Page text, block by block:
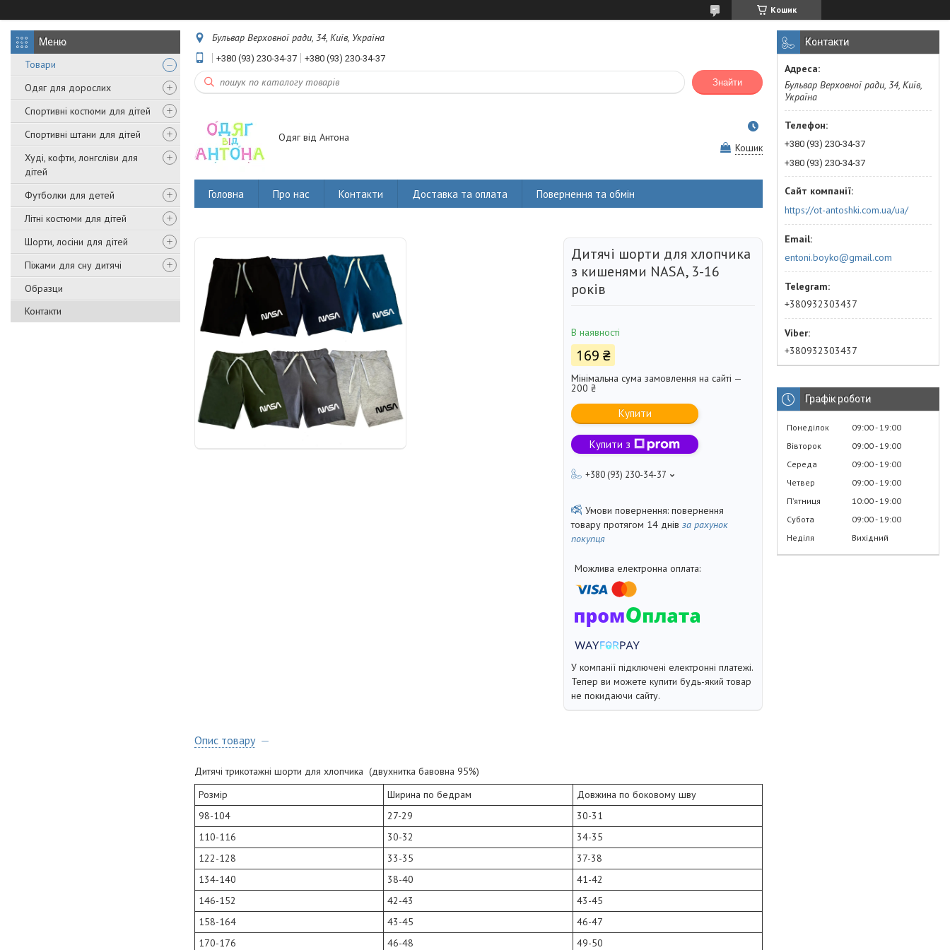
Кошик
Товари
Одяг для дорослих
Спортивні костюми для дітей
Спортивні штани для дітей
Худі, кофти, лонгсліви для
дітей
Футболки для детей
Літні костюми для дітей
Шорти, лосіни для дітей
Піжами для сну дитячі
Образци
Контакти
Бульвар Верховної ради, 34, Київ, Україна
+380 (93) 230-34-37 +380 (93) 230-34-37
Знайти
Одяг від Антона
Кошик
Головна Про нас Контакти Доставка та оплата Повернення та обмін
Дитячі шорти для хлопчика
з кишенями NASA, 3-16
років
В наявності
169 ₴
Мінімальна сума замовлення на сайті —
200 ₴
Купити
Купити з
+380 (93) 230-34-37
повернення
товару протягом 14 днів за рахунок
покупця
У компанії підключені електронні платежі.
Тепер ви можете купити будь-який товар
не покидаючи сайту.
Опис товару
Дитячі трикотажні шорти для хлопчика (двухнитка бавовна 95%)
Розмір
Ширина по бедрам
Довжина по боковому шву
98-104
27-29
30-31
110-116
30-32
34-35
122-128
33-35
37-38
134-140
38-40
41-42
146-152
42-43
43-45
158-164
43-45
46-47
170-176
46-48 49-50
Контакти
Бульвар Верховної ради, 34, Київ,
Україна
+380 (93) 230-34-37
+380 (93) 230-34-37
https://ot-antoshki.com.ua/ua/
entoni.boyko@gmail.com
+380932303437
+380932303437
Графік роботи
Понеділок 09:00 19:00
Вівторок
09:00 19:00
Середа
09:00 19:00
Четвер
09:00 19:00
Пʼятниця
10:00 19:00
Субота
09:00 19:00
Неділя
Вихідний